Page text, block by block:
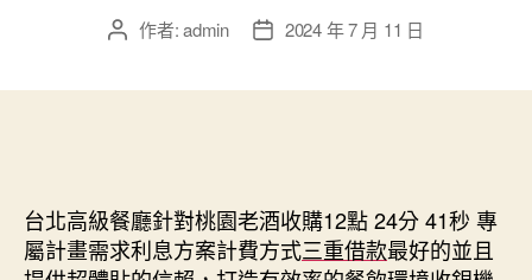
文 作者:admin
文 2024 年 7 月 11 日
台北高級餐廳針對桃園老酒收購12點 24分 41秒 專
屬計畫需求利息方案計費方式三重借款最好的並且